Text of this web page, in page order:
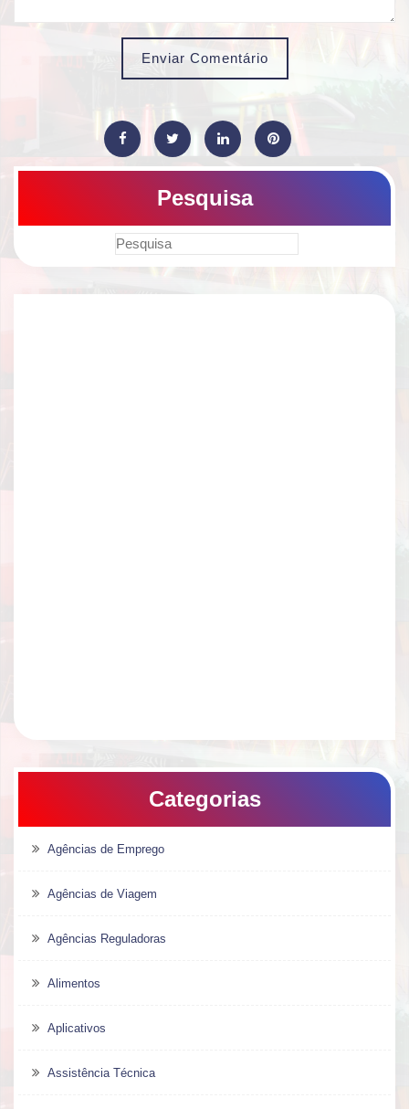
Enviar Comentário
Pesquisa
Categorias
Agências de Emprego
Agências de Viagem
Agências Reguladoras
Alimentos
Aplicativos
Assistência Técnica